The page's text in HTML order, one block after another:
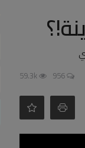
956
59.3k